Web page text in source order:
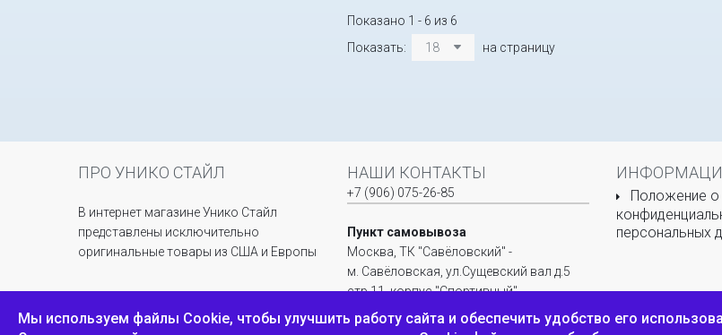
Показано 1 - 6 из 6
Показать:
18 на страницу
ПРО УНИКО СТАЙЛ
В интернет магазине Унико Стайл
представлены исключительно
оригинальные товары из США и Европы
НАШИ КОНТАКТЫ
+7 (906) 075-26-85
Пункт самовывоза
Москва, ТК "Савёловский" -
м. Савёловская, ул.Сущевский вал д.5
стр.11, корпус "Спортивный",
павильон О-26.
Положение о
персональных
Мы используем файлы Сookie, чтобы улучшить работу сайта и обеспечить удобство его